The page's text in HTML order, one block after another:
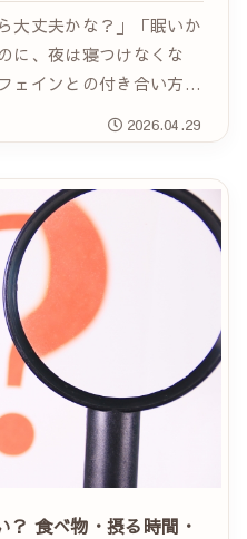
大丈夫かな？」「眠いか
に、夜は寝つけなくな
インとの付き合い方に
たりするメリットがあり
2026.04.29
食べ物・摂る時間・